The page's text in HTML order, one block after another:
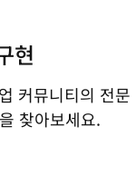
현
커뮤니티의 전문
찾아보세요.